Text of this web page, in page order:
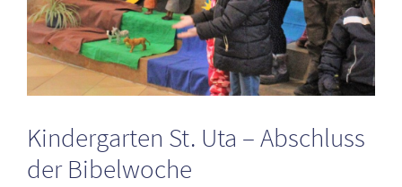
Kindergarten St. Uta – Abschluss
der Bibelwoche